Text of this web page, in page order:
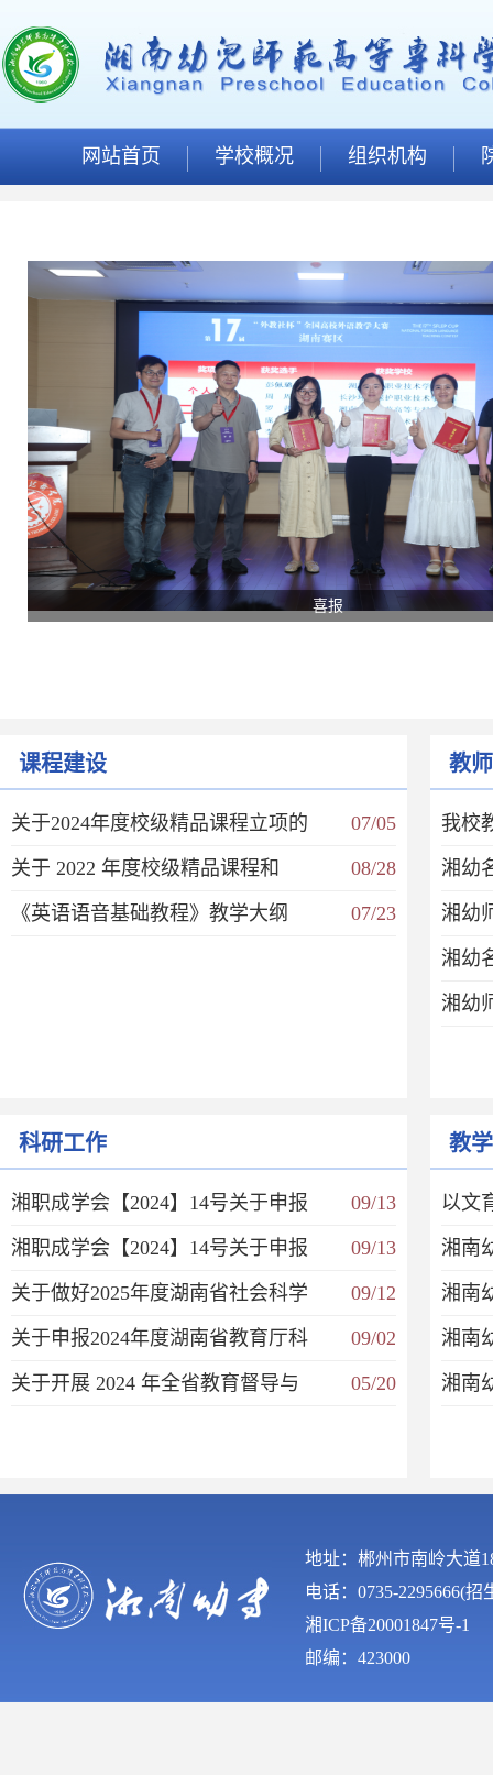
网站首页 学校概况 组织机构
喜报
课程建设
07/05
关于2024年度校级精品课程立项的
08/28
关于 2022 年度校级精品课程和
07/23
《英语语音基础教程》教学大纲
教
我校
湘幼
湘幼
湘幼
湘幼
科研工作
09/13
湘职成学会【2024】14号关于申报
09/13
湘职成学会【2024】14号关于申报
09/12
关于做好2025年度湖南省社会科学
09/02
关于申报2024年度湖南省教育厅科
05/20
关于开展 2024 年全省教育督导与
教
以文
湘南
湘南
湘南
湘南
地址：郴州市南岭大
电话：0735-2295666(
湘ICP备20001847号-1
邮编：423000